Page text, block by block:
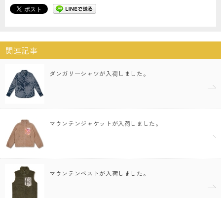
関連記事
ダンガリーシャツが入荷しました。
マウンテンジャケットが入荷しました。
マウンテンベストが入荷しました。